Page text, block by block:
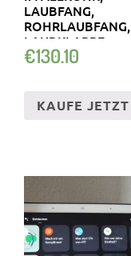
LAUBFANG,
ROHRLAUBFANG,
LAUBKLAPPE
€130.10
KAUFE JETZT